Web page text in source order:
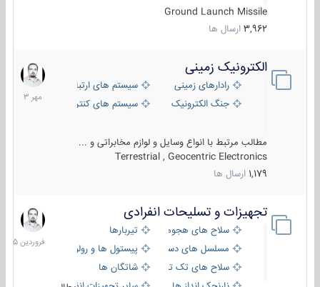
Ground Launch Missile
3,962 ارسال ها
الکترونیک زمینی
رادارهای زمینی
سیستم های ارتباطی و جمع آوری
جنگ الکترونیک
سیستم های کنترل آتش و تجهیزات
مطالب مرتبط با انواع وسایل و لوازم مخابراتی و ...
Terrestrial , Geocentric Electronics
1,179 ارسال ها
1
مهر
1403
تجهیزات و تسلیحات انفرادی
سلاح های هجومی
تیربارها
مسلسل های دستی
پیستول ها و رولورها
سلاح های تک تیر اندازیشاتگان ها
17
فروردین
1405